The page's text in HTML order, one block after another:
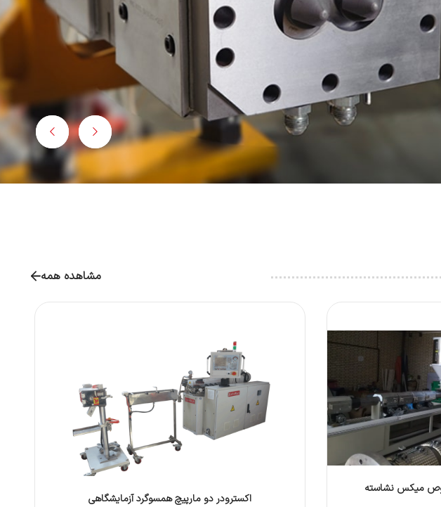
مشاهده همه
میکس نشاسته
اکسترودر دو مارپیچ همسوگرد آزمایشگاهی